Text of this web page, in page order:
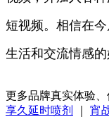
短视频。相信在
生活和交流情感的
更多品牌真实体验
享久延时喷剂
宵